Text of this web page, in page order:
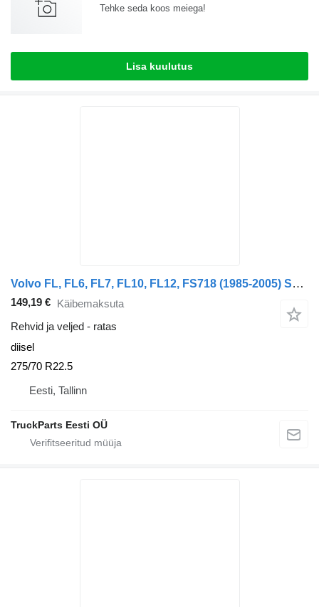
Tehke seda koos meiega!
Lisa kuulutus
Volvo FL, FL6, FL7, FL10, FL12, FS718 (1985-2005) Sava FL (01.00-)
149,19 € Käibemaksuta
Rehvid ja veljed - ratas
diisel
275/70 R22.5
Eesti, Tallinn
TruckParts Eesti OÜ